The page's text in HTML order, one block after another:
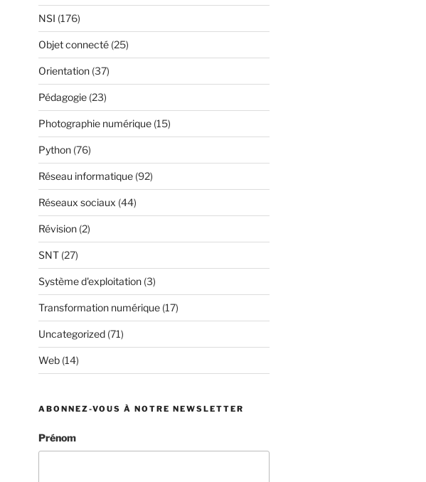
NSI (176)
Objet connecté(25)
Orientation(37)
Pédagogie(23)
Photographie numérique(15)
Python(76)
Réseau informatique(92)
Réseaux sociaux (44)
Révision(2)
SNT(27)
Système d'exploitation(3)
Transformation numérique(17)
Uncategorized(71)
Web(14)
ABONNEZ-VOUS À NOTRE NEWSLETTER
Prénom